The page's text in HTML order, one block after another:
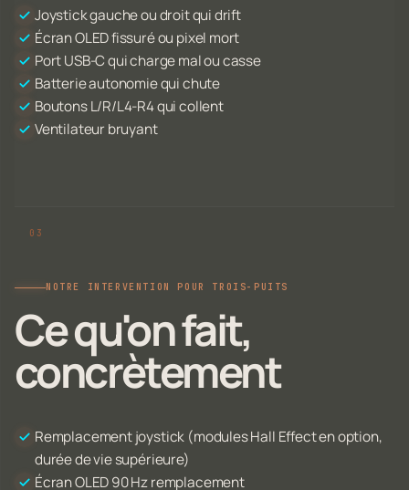
Joystick gauche ou droit qui drift
Écran OLED fissuré ou pixel mort
Port USB-C qui charge mal ou casse
Batterie autonomie qui chute
Boutons L/R/L4-R4 qui collent
Ventilateur bruyant
NOTRE INTERVENTION POUR TROIS-PUITS
Ce qu'on fait,
concrètement
Remplacement joystick (modules Hall Effect en option,
durée de vie supérieure)
Écran OLED 90 Hz remplacement